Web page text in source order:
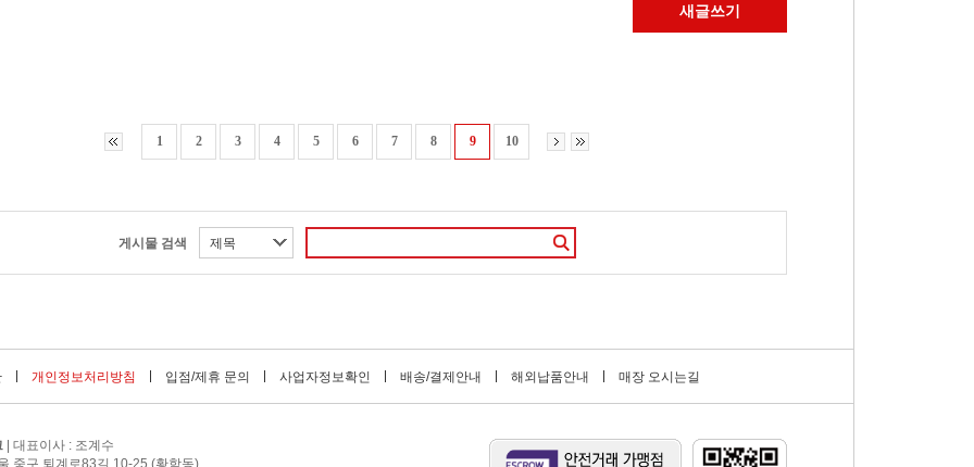
새글쓰기
1 2 3 4 5 6 7 8 9 10
게시물 검색 제목
개인정보처리방침 입점/제휴 문의 사업자정보확인 배송/결제안내 해외납품안내 매장 오시는길
| 대표이사 : 조계수
중구 퇴계로83길 10-25 (황학동)